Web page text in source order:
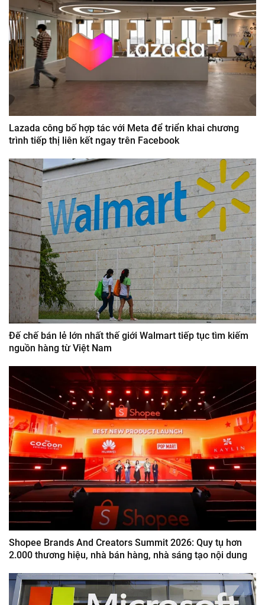
Lazada công bố hợp tác với Meta để triển khai chương
trình tiếp thị liên kết ngay trên Facebook
Đế chế bán lẻ lớn nhất thế giới Walmart tiếp tục tìm kiếm
nguồn hàng từ Việt Nam
Shopee Brands And Creators Summit 2026: Quy tụ hơn
2.000 thương hiệu, nhà bán hàng, nhà sáng tạo nội dung